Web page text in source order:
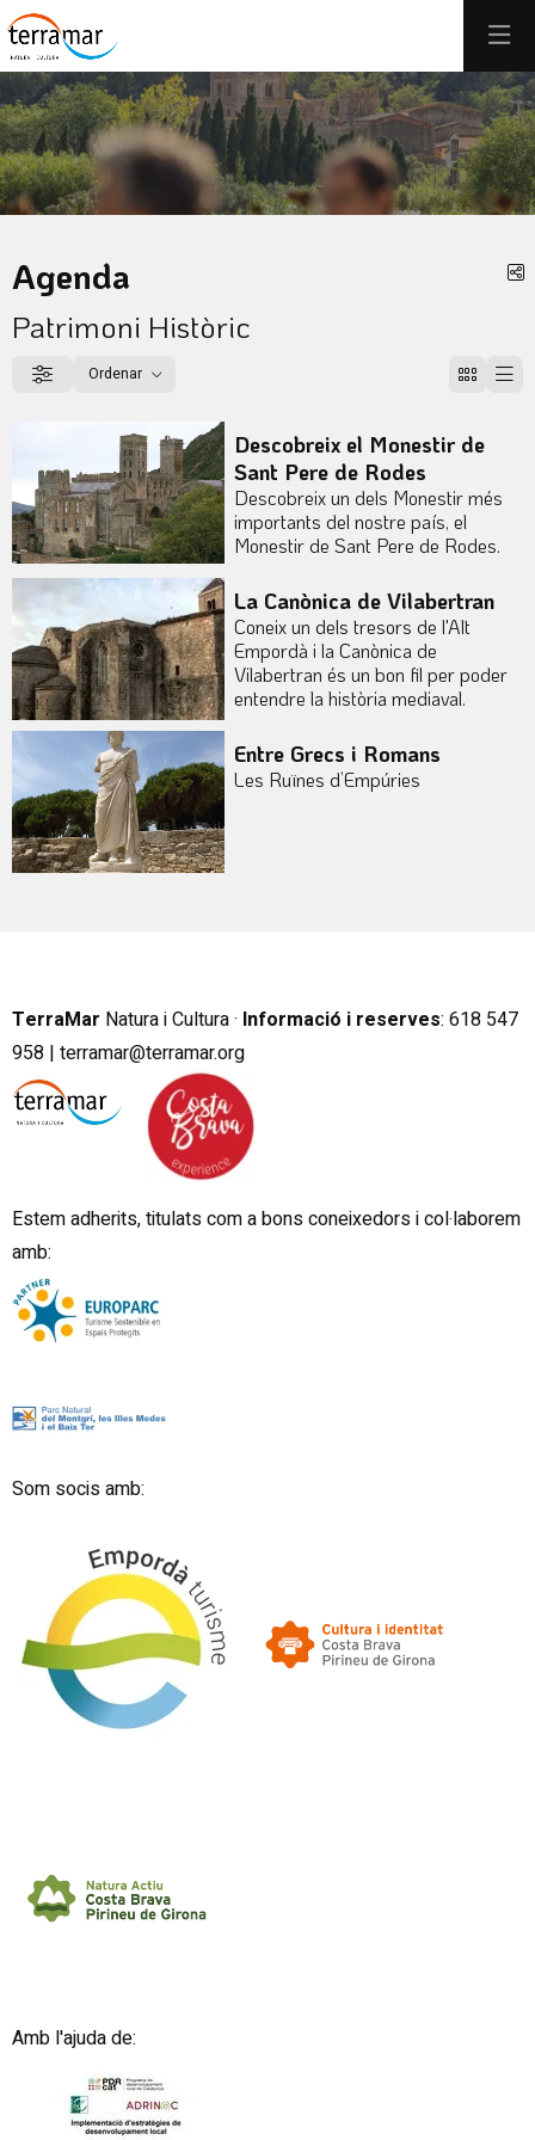
Aquest és un carrusel automàtic. Usa les fletxes del teclat o el
Diapositiva 1
Diapositiva 1
Agenda
Patrimoni Històric
Filtrar Ordenar
Descobreix el Monestir de
Sant Pere de Rodes
Descobreix un dels Monestir més
importants del nostre país, el
Monestir de Sant Pere de Rodes.
La Canònica de Vilabertran
Coneix un dels tresors de l'Alt
Empordà i la Canònica de
Vilabertran és un bon fil per poder
entendre la història mediaval.
Entre Grecs i Romans
Les Ruïnes d’Empúries
TerraMar Natura i Cultura · Informació i reserves: 618 547
958 | terramar@terramar.org
Estem adherits, titulats com a bons coneixedors i col·laborem
amb:
Som socis amb:
Amb l'ajuda de: